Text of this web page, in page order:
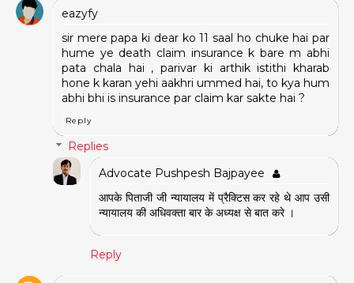
eazyfy
sir mere papa ki dear ko 11 saal ho chuke hai par
hume ye death claim insurance k bare m abhi
pata chala hai , parivar ki arthik istithi kharab
hone k karan yehi aakhri ummed hai, to kya hum
abhi bhi is insurance par claim kar sakte hai ?
Reply
Replies
Advocate Pushpesh Bajpayee
आपके पिताजी जी न्यायालय में प्रैक्टिस कर रहे थे आप उसी
न्यायालय की अधिवक्ता बार के अध्यक्ष से बात करे ।
Reply